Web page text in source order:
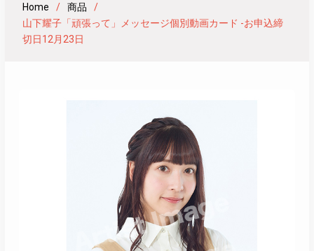
Home
商品
山下耀子「頑張って」メッセージ個別動画カード -お申込締
切日12月23日